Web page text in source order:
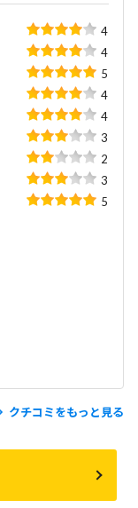
4
4
5
4
4
3
2
3
5
クチコミをもっと見る